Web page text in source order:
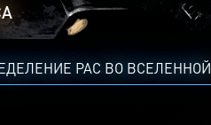
РАС ВО ВСЕЛЕННОЙ